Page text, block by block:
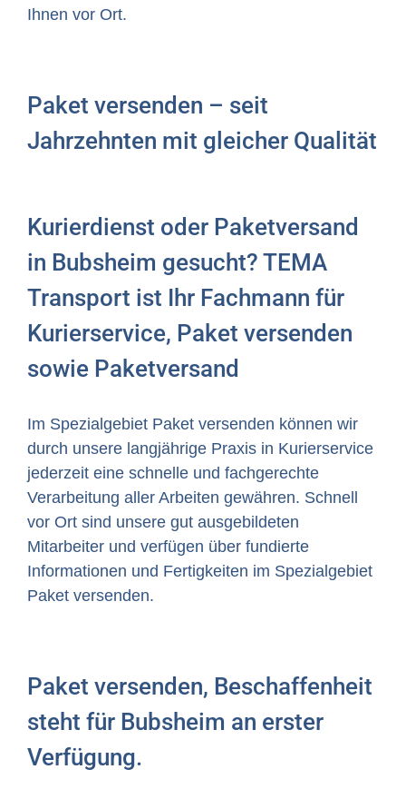
Ihnen vor Ort.
Paket versenden – seit
Jahrzehnten mit gleicher Qualität
Kurierdienst oder Paketversand
in Bubsheim gesucht? TEMA
Transport ist Ihr Fachmann für
Kurierservice, Paket versenden
sowie Paketversand
Im Spezialgebiet Paket versenden können wir
durch unsere langjährige Praxis in Kurierservice
jederzeit eine schnelle und fachgerechte
Verarbeitung aller Arbeiten gewähren. Schnell
vor Ort sind unsere gut ausgebildeten
Mitarbeiter und verfügen über fundierte
Informationen und Fertigkeiten im Spezialgebiet
Paket versenden.
Paket versenden, Beschaffenheit
steht für Bubsheim an erster
Verfügung.